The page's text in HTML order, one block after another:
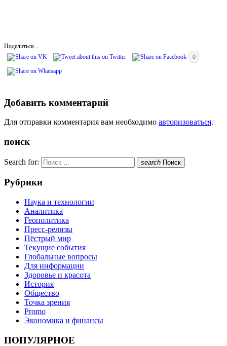
Поделиться...
0
Добавить комментарий
Для отправки комментария вам необходимо авторизоваться.
поиск
Search for: search Поиск
Рубрики
Наука и технологии
Аналитика
Геополитика
Пресс-релизы
Пёстрый мир
Текущие события
Глобальные вопросы
Для информации
Здоровье и красота
История
Общество
Точка зрения
Promo
Экономика и финансы
ПОПУЛЯРНОЕ